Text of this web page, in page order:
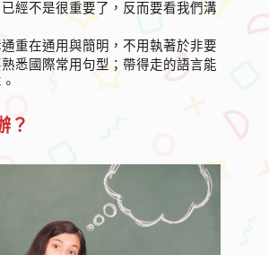
經不是很重要了，反而要看我們溝
重在通用與簡明，不用執著於非要
悉國際常用句型；帶得走的語言能
？